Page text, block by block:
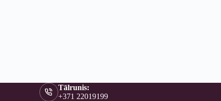
Tālrunis:
+371 22019199